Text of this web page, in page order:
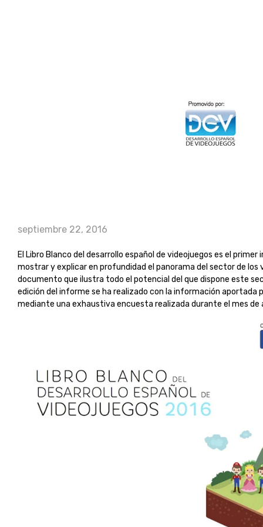
septiembre 22, 2016
El Libro Blanco del desarrollo español de videojuegos es el
mostrar y explicar en profundidad el panorama del sector de
documento que ilustra todo el potencial del que dispone este
edición del informe se ha realizado con la información aportada
mediante una exhaustiva encuesta realizada durante el mes de